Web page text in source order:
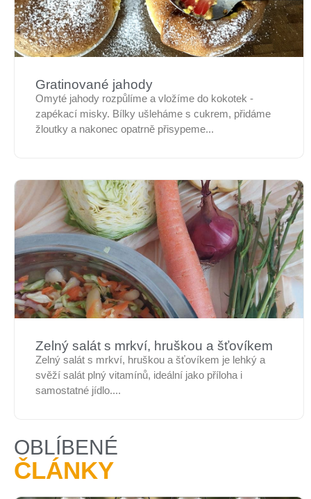
Gratinované jahody
Omyté jahody rozpůlíme a vložíme do kokotek -
zapékací misky. Bílky ušleháme s cukrem, přidáme
žloutky a nakonec opatrně přisypeme...
Zelný salát s mrkví, hruškou a šťovíkem
Zelný salát s mrkví, hruškou a šťovíkem je lehký a
svěží salát plný vitamínů, ideální jako příloha i
samostatné jídlo....
OBLÍBENÉ
ČLÁNKY